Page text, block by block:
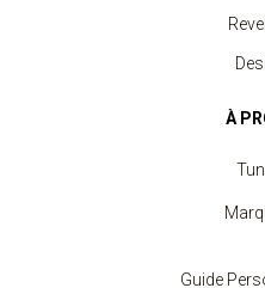
À
Guide